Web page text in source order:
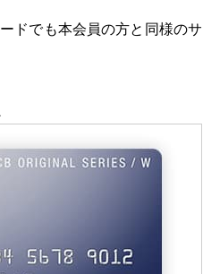
ドでも本会員の方と同様のサ